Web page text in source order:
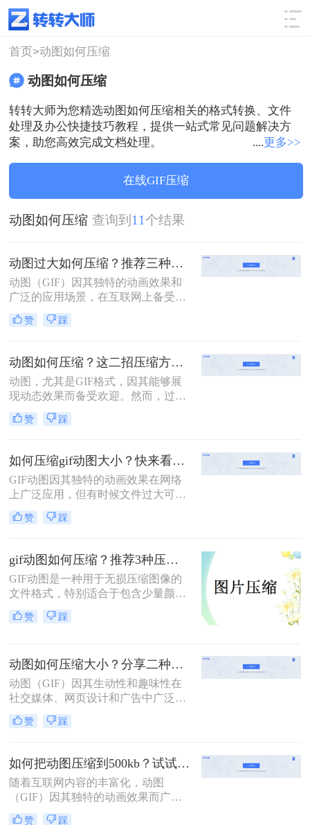
使用技巧 筛选
首页>动图如何压缩
动图如何压缩
转转大师为您精选动图如何压缩相关的格式转换、文件
处理及办公快捷技巧教程，提供一站式常见问题解决方
案，助您高效完成文档处理。
....更多>>
在线GIF压缩
动图如何压缩 查询到 11个结果
动图过大如何压缩？推荐三种高效压缩方法！
动图（GIF）因其独特的动画效果和
广泛的应用场景，在互联网上备受欢
迎。然而，当动图文件过大时，不仅
会影响加载速度，还可能因文件体积
享。那么动图过大如何压缩呢？本文
将介绍三种压缩动图文件的有效方
法。
赞 踩
动图如何压缩？这二招压缩方法值得看！
动图，尤其是GIF格式，因其能够展
现动态效果而备受欢迎。然而，过大
的动图文件可能会占用较多存储空
间，影响网页加载速度。因此，压缩
何压缩呢？本文将介绍两种动图压缩
的方法。
赞 踩
如何压缩gif动图大小？快来看这二个压缩方法！
GIF动图因其独特的动画效果在网络
上广泛应用，但有时候文件过大可能
会影响加载速度和用户体验。因此，
如何压缩gif动图大小变得尤为重要。
的方法
赞 踩
gif动图如何压缩？推荐3种压缩方法
GIF动图是一种用于无损压缩图像的
文件格式，特别适合于包含少量颜色
且需要动画效果的图像。然而，过大
的GIF文件会占用更多的存储空间，
缩呢？本文将介绍三种GIF动图压缩
的方法。
赞 踩
动图如何压缩大小？分享二种实用压缩方法！
动图（GIF）因其生动性和趣味性在
社交媒体、网页设计和广告中广泛应
用。然而，动图文件往往较大，会影
响加载速度和用户体验。因此，压缩
动图如何压缩大小呢？本文将介绍两
种动图压缩方法。
赞 踩
如何把动图压缩到500kb？试试这二种压缩方法！
随着互联网内容的丰富化，动图
（GIF）因其独特的动画效果而广受
欢迎。然而，过大的文件体积不仅影
赞 踩